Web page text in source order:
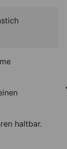
haltbar.
mit